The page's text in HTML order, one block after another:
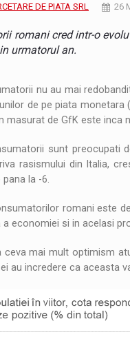
Benz VLE este acum
H a ajuns in Romania
DE PIATA SRL 26
romani cred intr-o
urmatorul an.
nu au mai
de pe piata monetara
masurat de GfK este inca
sunt
rasismului din Italia,
la -6.
romani este
economiei si in acelasi
mai mult optimism
au incredere ca aceasta